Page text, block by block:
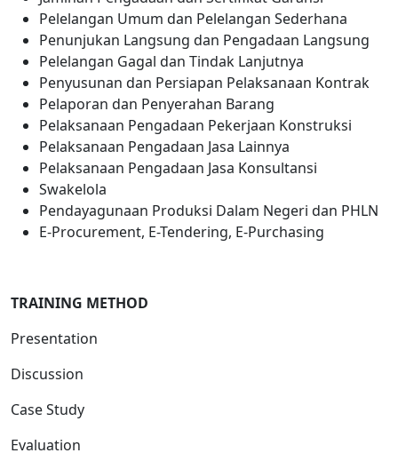
Pelelangan Umum dan Pelelangan Sederhana
Penunjukan Langsung dan Pengadaan Langsung
Pelelangan Gagal dan Tindak Lanjutnya
Penyusunan dan Persiapan Pelaksanaan Kontrak
Pelaporan dan Penyerahan Barang
Pelaksanaan Pengadaan Pekerjaan Konstruksi
Pelaksanaan Pengadaan Jasa Lainnya
Pelaksanaan Pengadaan Jasa Konsultansi
Swakelola
Pendayagunaan Produksi Dalam Negeri dan PHLN
E-Procurement, E-Tendering, E-Purchasing
TRAINING METHOD
Presentation
Discussion
Case Study
Evaluation